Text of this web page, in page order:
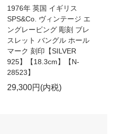
1976年 英国 イギリス
SPS&Co. ヴィンテージ エ
ングレービング 彫刻 ブレ
スレット バングル ホール
マーク 刻印【SILVER
925】【18.3cm】【N-
28523】
29,300円(内税)